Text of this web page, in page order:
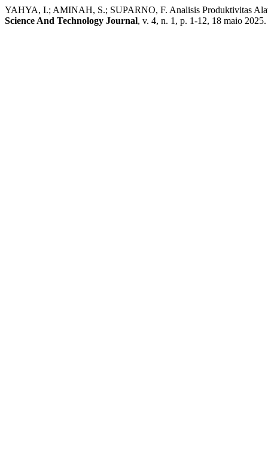
YAHYA, I.; AMINAH, S.; SUPARNO, F. Analisis Produktivitas
Science And Technology Journal, v. 4, n. 1, p. 1-12, 18 maio 2025.